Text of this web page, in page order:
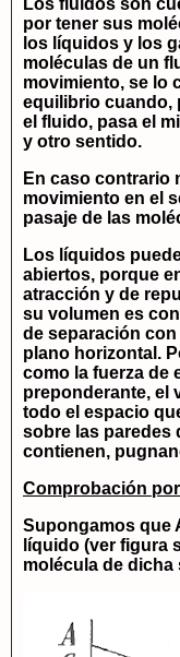
Los fluidos son
por tener sus
los líquidos y los
moléculas de un
movimiento, se lo
equilibrio cuando,
el fluido, pasa el
y otro sentido.
En caso contrario
movimiento en el
pasaje de las
Los líquidos
abiertos, porque
atracción y de
su volumen es
de separación
plano horizontal.
como la fuerza de
preponderante, el
todo el espacio
sobre las paredes
contienen,
Comprobación
Supongamos que
líquido (ver figura
molécula de dicha